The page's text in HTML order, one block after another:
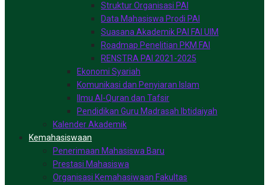
Struktur Organisasi PAI
Data Mahasiswa Prodi PAI
Suasana Akademik PAI FAI UIM
Roadmap Penelitian PKM FAI
RENSTRA PAI 2021-2025
Ekonomi Syariah
Komunikasi dan Penyiaran Islam
Ilmu Al-Quran dan Tafsir
Pendidikan Guru Madrasah Ibtidaiyah
Kalender Akademik
Kemahasiswaan
Penerimaan Mahasiswa Baru
Prestasi Mahasiswa
Organisasi Kemahasiwaan Fakultas